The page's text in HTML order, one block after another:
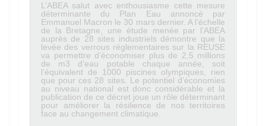
L’ABEA salut avec enthousiasme cette mesure
déterminante du Plan Eau annoncé par
Emmanuel Macron le 30 mars dernier. A l’échelle
de la Bretagne, une étude menée par l’ABEA
auprès de 28 sites industriels démontre que la
levée des verrous réglementaires sur la REUSE
va permettre d’économiser plus de 2,5 millions
de m3 d’eau potable chaque année, soit
l’équivalent de 1000 piscines olympiques, rien
que pour ces 28 sites. Le potentiel d’économies
au niveau national est donc considérable et la
publication de ce décret joue un rôle déterminant
pour améliorer la résilience de nos territoires
face au changement climatique.